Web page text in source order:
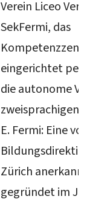
Verein Liceo Vermigli
SekFermi, das
Kompetenzzentrum
eingerichtet per
die autonome
zweisprachigen
E. Fermi: Eine von der
Bildungsdirektion
Zürich anerkannte
gegründet im Jh.